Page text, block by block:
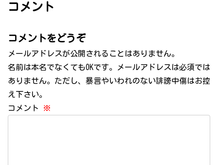
コメント
コメントをどうぞ
メールアドレスが公開されることはありません。
名前は本名でなくてもOKです。メールアドレスは必須では
ありません。ただし、暴言やいわれのない誹謗中傷はお控
え下さい。
コメント
※